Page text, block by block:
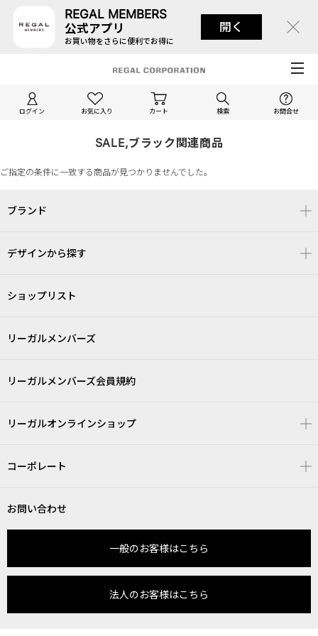
REGAL MEMBERS
公式アプリ
お買い物をさらに便利でお得に
開く
ログイン お気に入り カート 検索 お問合せ
SALE,ブラック関連商品
ご指定の条件に一致する商品が見つかりませんでした。
ブランド
デザインから探す
ショップリスト
リーガルメンバーズ
リーガルメンバーズ会員規約
リーガルオンラインショップ
コーポレート
お問い合わせ
一般のお客様はこちら
法人のお客様はこちら